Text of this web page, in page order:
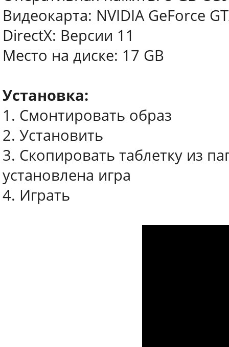
Видеокарта: NVIDIA GeForce
DirectX: Версии 11
Место на диске: 17 GB
Установка:
1. Смонтировать образ
2. Установить
3. Скопировать таблетку из
установлена игра
4. Играть